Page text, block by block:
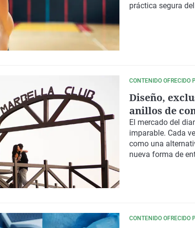
práctica segura
CONTENIDO OFRECIDO
Diseño,
anillos de
laboratorio
El mercado del
imparable. Cada
como una
nueva forma de
CONTENIDO OFRECIDO